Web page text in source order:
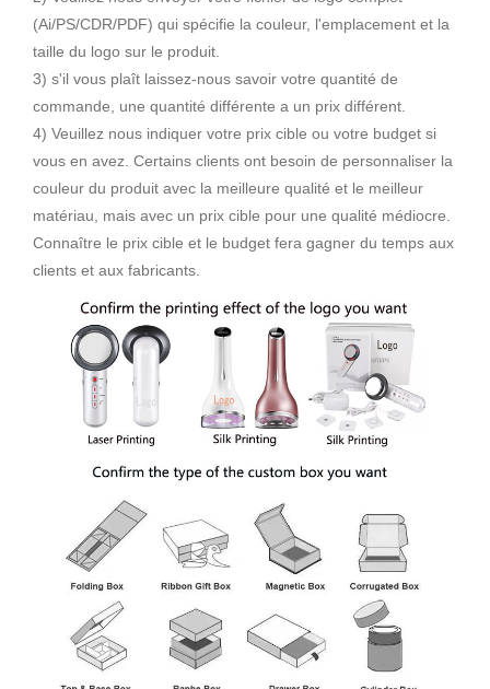
(Ai/PS/CDR/PDF) qui spécifie la couleur, l'emplacement et la
taille du logo sur le produit.
3) s'il vous plaît laissez-nous savoir votre quantité de
commande, une quantité différente a un prix différent.
4) Veuillez nous indiquer votre prix cible ou votre budget si
vous en avez. Certains clients ont besoin de personnaliser la
couleur du produit avec la meilleure qualité et le meilleur
matériau, mais avec un prix cible pour une qualité médiocre.
Connaître le prix cible et le budget fera gagner du temps aux
clients et aux fabricants.